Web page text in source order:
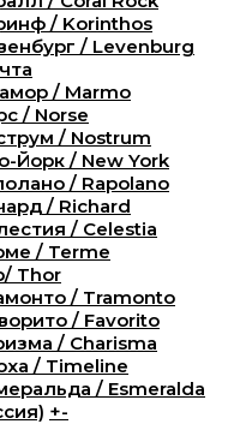
/ Korinthos
/ Levenburg
/ Marmo
/ Norse
/ Nostrum
Йорк / New York
/ Rapolano
/ Richard
/ Celestia
/ Terme
Thor
/ Tramonto
/ Favorito
/ Charisma
/ Timeline
/ Esmeralda
+-